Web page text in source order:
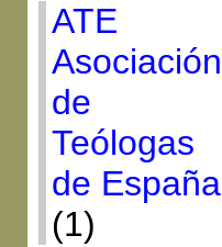
ATE
Asociación
de
Teólogas
de España
(1)